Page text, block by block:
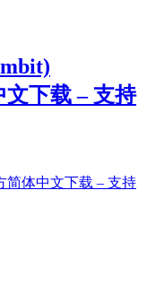
文下载 – 支持